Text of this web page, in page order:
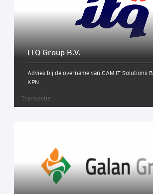
ITQ Group B.V.
Advies bij de overname van CAM IT Solutions
KPN
Transactie